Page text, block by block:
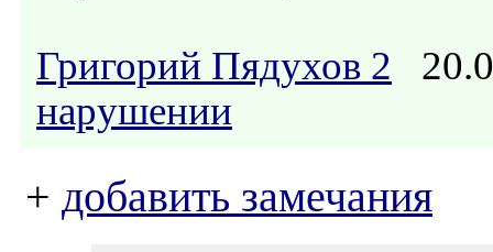
Григорий Пядухов 2
нарушении
+ добавить замечания